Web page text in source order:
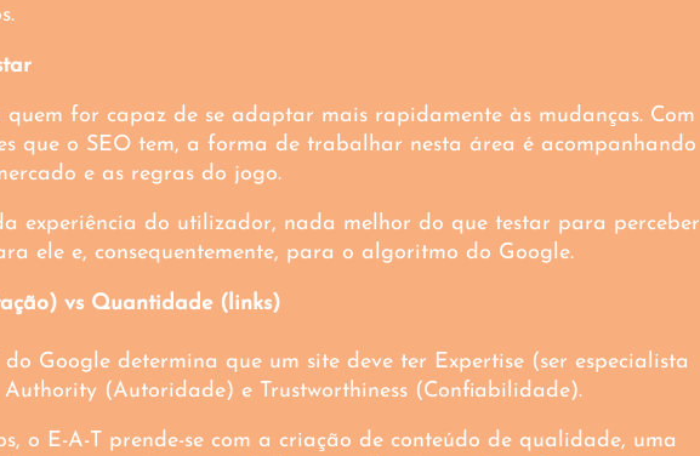
quem for capaz de se adaptar mais rapidamente às mudanças. Com
que o SEO tem, a forma de trabalhar nesta área é acompanhando
e as regras do jogo.
experiência do utilizador, nada melhor do que testar para perceber
ele e, consequentemente, para o algoritmo do Google.
vs Quantidade (links)
Google determina que um site deve ter Expertise (ser especialista
Authority (Autoridade) e Trustworthiness (Confiabilidade).
o E-A-T prende-se com a criação de conteúdo de qualidade, uma